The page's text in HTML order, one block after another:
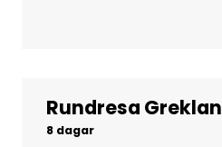
Gruppresor
Rundresa
8 dagar